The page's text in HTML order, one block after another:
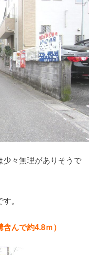
少々無理がありそうで
。
んで約4.8ｍ）